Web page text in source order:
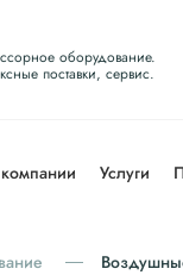
оборудование.
поставки, сервис.
Услуги